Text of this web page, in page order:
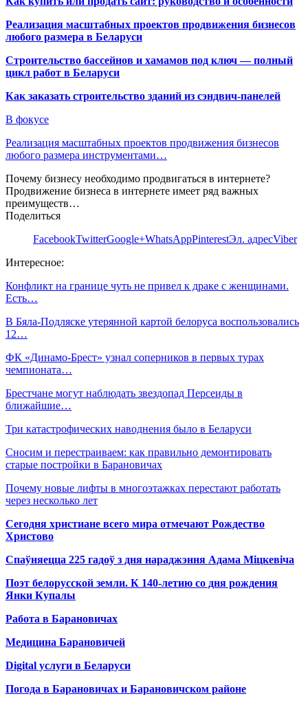
Реализация масштабных проектов продвижения бизнесов
любого размера в Беларуси
Строительство бассейнов и хамамов под ключ — полный
цикл работ в Беларуси
Как заказать строительство зданий из сэндвич-панелей
В фокусе
Реализация масштабных проектов продвижения бизнесов
любого размера инструментами…
Почему бизнесу необходимо продвигаться в интернете?
Продвижение бизнеса в интернете имеет ряд важных
преимуществ…
Поделиться
FacebookTwitterGoogle+WhatsAppPinterestЭл. адресViber
Интересное:
Конфликт на границе чуть не привел к драке с женщинами.
Есть…
В Бяла-Подляске утерянной картой белоруса воспользовались
12…
ФК «Динамо-Брест» узнал соперников в первых турах
чемпионата…
Брестчане могут наблюдать звездопад Персеиды в
ближайшие…
Три катастрофических наводнения было в Беларуси
Сносим и перестраиваем: как правильно демонтировать
старые постройки в Барановичах
Почему новые лифты в многоэтажках перестают работать
через несколько лет
Сегодня христиане всего мира отмечают Рождество
Христово
Спаўняецца 225 гадоў з дня нараджэння Адама Міцкевіча
Поэт белорусской земли. К 140-летию со дня рождения
Янки Купалы
Работа в Барановичах
Медицина Барановичей
Digital услуги в Беларуси
Погода в Барановичах и Барановичском районе